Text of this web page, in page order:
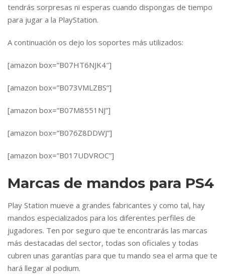
tendrás sorpresas ni esperas cuando dispongas de tiempo
para jugar a la PlayStation.
A continuación os dejo los soportes más utilizados:
[amazon box=”B07HT6NJK4″]
[amazon box=”B073VMLZBS”]
[amazon box=”B07M8551NJ”]
[amazon box=”B076Z8DDWJ”]
[amazon box=”B017UDVROC”]
Marcas de mandos para PS4
Play Station mueve a grandes fabricantes y como tal, hay
mandos especializados para los diferentes perfiles de
jugadores. Ten por seguro que te encontrarás las marcas
más destacadas del sector, todas son oficiales y todas
cubren unas garantías para que tu mando sea el arma que te
hará llegar al podium.